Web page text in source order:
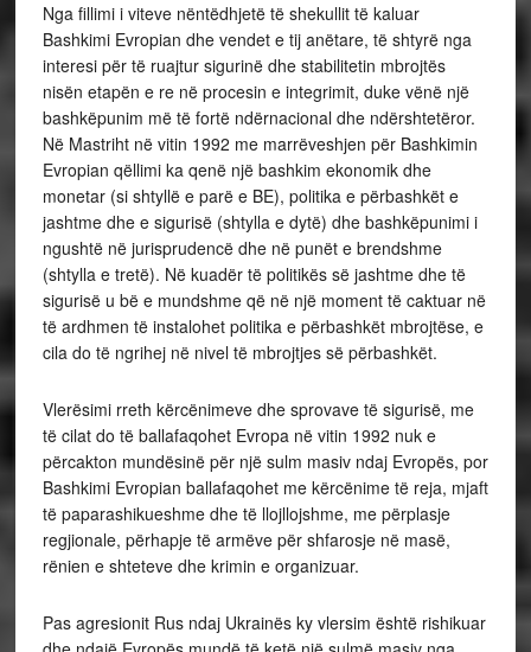
Nga fillimi i viteve nëntëdhjetë të shekullit të kaluar
Bashkimi Evropian dhe vendet e tij anëtare, të shtyrë nga
interesi për të ruajtur sigurinë dhe stabilitetin mbrojtës
nisën etapën e re në procesin e integrimit, duke vënë një
bashkëpunim më të fortë ndërnacional dhe ndërshtetëror.
Në Mastriht në vitin 1992 me marrëveshjen për Bashkimin
Evropian qëllimi ka qenë një bashkim ekonomik dhe
monetar (si shtyllë e parë e BE), politika e përbashkët e
jashtme dhe e sigurisë (shtylla e dytë) dhe bashkëpunimi i
ngushtë në jurisprudencë dhe në punët e brendshme
(shtylla e tretë). Në kuadër të politikës së jashtme dhe të
sigurisë u bë e mundshme që në një moment të caktuar në
të ardhmen të instalohet politika e përbashkët mbrojtëse, e
cila do të ngrihej në nivel të mbrojtjes së përbashkët.
Vlerësimi rreth kërcënimeve dhe sprovave të sigurisë, me
të cilat do të ballafaqohet Evropa në vitin 1992 nuk e
përcakton mundësinë për një sulm masiv ndaj Evropës, por
Bashkimi Evropian ballafaqohet me kërcënime të reja, mjaft
të paparashikueshme dhe të llojllojshme, me përplasje
regjionale, përhapje të armëve për shfarosje në masë,
rënien e shteteve dhe krimin e organizuar.
Pas agresionit Rus ndaj Ukrainës ky vlersim është rishikuar